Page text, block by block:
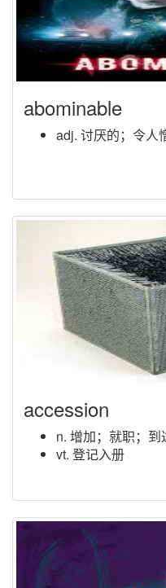
abominable
adj. 讨厌的；令人
accession
n. 增加；就职；到
vt. 登记入册